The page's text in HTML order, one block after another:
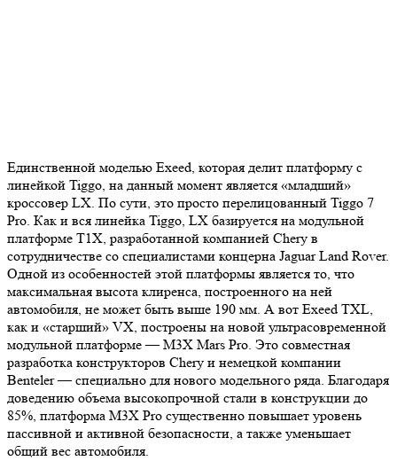
Единственной моделью Exeed, которая делит платформу с
линейкой Tiggo, на данный момент является «младший»
кроссовер LX. По сути, это просто перелицованный Tiggo 7
Pro. Как и вся линейка Tiggo, LX базируется на модульной
платформе T1X, разработанной компанией Chery в
сотрудничестве со специалистами концерна Jaguar Land Rover.
Одной из особенностей этой платформы является то, что
максимальная высота клиренса, построенного на ней
автомобиля, не может быть выше 190 мм. А вот Exeed TXL,
как и «старший» VX, построены на новой ультрасовременной
модульной платформе — M3X Mars Pro. Это совместная
разработка конструкторов Chery и немецкой компании
Benteler — специально для нового модельного ряда. Благодаря
доведению объема высокопрочной стали в конструкции до
85%, платформа M3X Pro существенно повышает уровень
пассивной и активной безопасности, а также уменьшает
общий вес автомобиля.